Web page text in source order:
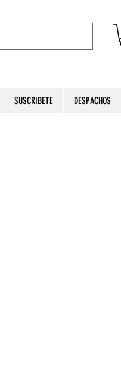
SUSCRIBETE DESPACHOS